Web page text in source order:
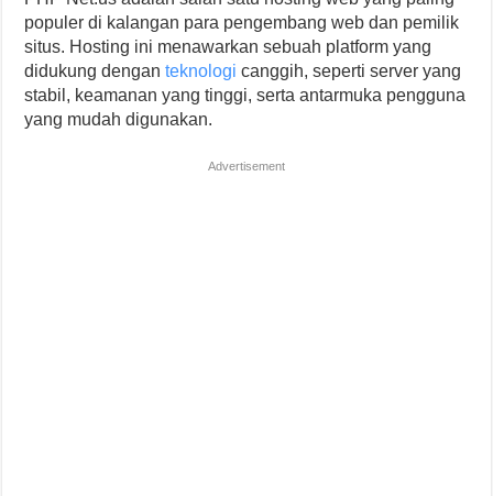
populer di kalangan para pengembang web dan pemilik
situs. Hosting ini menawarkan sebuah platform yang
didukung denganteknologi canggih, seperti server yang
stabil, keamanan yang tinggi, serta antarmuka pengguna
yang mudah digunakan.
Advertisement